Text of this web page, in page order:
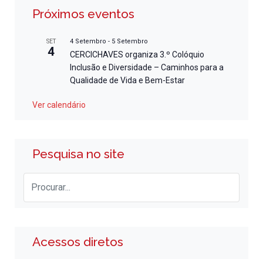
Próximos eventos
SET
4
4 Setembro - 5 Setembro
CERCICHAVES organiza 3.º Colóquio
Inclusão e Diversidade – Caminhos para a
Qualidade de Vida e Bem-Estar
Ver calendário
Pesquisa no site
Acessos diretos